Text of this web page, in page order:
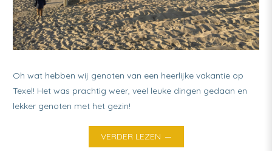
Oh wat hebben wij genoten van een heerlijke vakantie op
Texel! Het was prachtig weer, veel leuke dingen gedaan en
lekker genoten met het gezin!
VERDER LEZEN